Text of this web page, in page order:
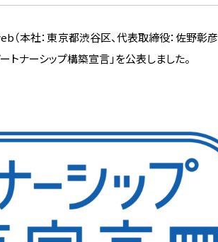
本社：東京都渋谷区、代表取締役：佐野彰彦
トナーシップ構築宣言」を公表しました。